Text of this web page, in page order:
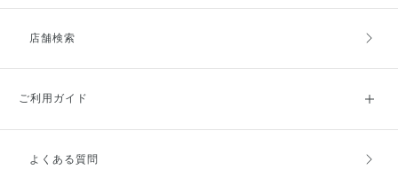
店舗検索
ご利用ガイド
ご利用ガイドトップ
よくある質問